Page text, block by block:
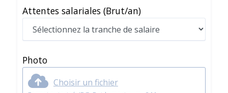
Attentes salariales (Brut/an)
Photo
Choisir un fichier